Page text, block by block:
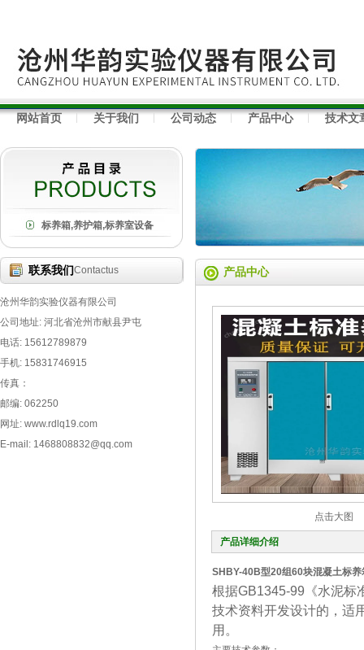
网站首页 关于我们 公司动态 产品中心 技术文
标养箱,养护箱,标养室设备
联系我们Contactus
沧州华韵实验仪器有限公司
公司地址: 河北省沧州市献县尹屯
电话: 15612789879
手机: 15831746915
传真：
邮编: 062250
网址: www.rdlq19.com
E-mail: 1468808832@qq.com
产品中心
点击大图
产品详细介绍
SHBY-40B型20组60块混凝土标养
根据GB1345-99《水泥标
技术资料开发设计的，适
用。